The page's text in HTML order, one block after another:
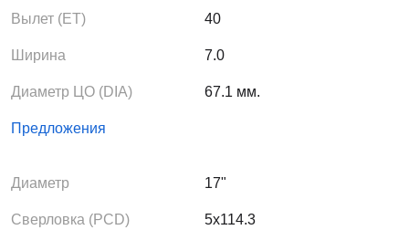
Вылет (ЕТ) 40
Ширина 7.0
Диаметр ЦО (DIA) 67.1 мм.
Предложения
Диаметр 17"
Сверловка (PCD) 5x114.3